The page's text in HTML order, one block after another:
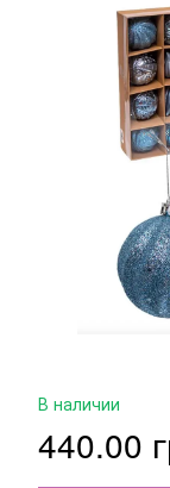
В наличии
440.00